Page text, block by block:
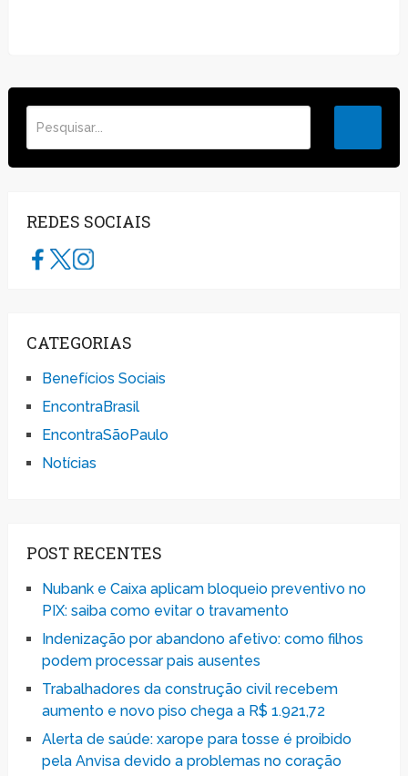
REDES SOCIAIS
CATEGORIAS
Benefícios Sociais
EncontraBrasil
EncontraSãoPaulo
Notícias
POST RECENTES
Nubank e Caixa aplicam bloqueio preventivo no
PIX: saiba como evitar o travamento
Indenização por abandono afetivo: como filhos
podem processar pais ausentes
Trabalhadores da construção civil recebem
aumento e novo piso chega a R$ 1.921,72
Alerta de saúde: xarope para tosse é proibido
pela Anvisa devido a problemas no coração